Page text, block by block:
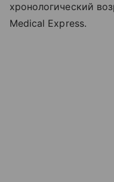
хронологический
Medical Express.